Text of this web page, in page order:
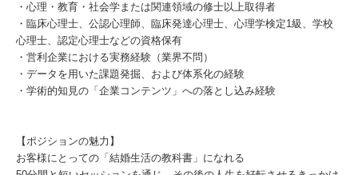
・心理・教育・社会学または関連領域の修士以上取得者
・臨床心理士、公認心理師、臨床発達心理士、心理学検定1級、学校
心理士、認定心理士などの資格保有
・営利企業における実務経験（業界不問）
・データを用いた課題発掘、および体系化の経験
・学術的知見の「企業コンテンツ」への落とし込み経験
【ポジションの魅力】
お客様にとっての「結婚生活の教科書」になれる